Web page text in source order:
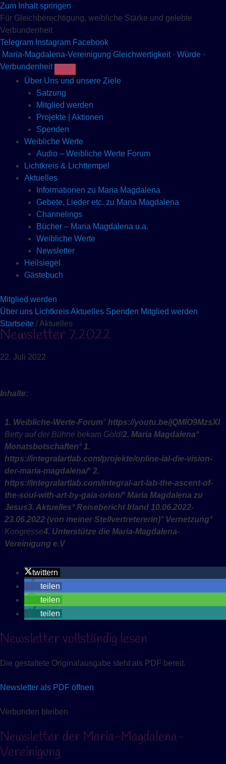
Zum Inhalt springen
Für Gleichberechtigung, weibliche Stärke und gelebte
Verbundenheit
Telegram Instagram Facebook
Maria-Magdalena-Vereinigung Gleichwertigkeit · Würde ·
Verbundenheit
Über Uns und unsere Ziele
Satzung
Mitglied werden
Projekte | Aktionen
Spenden
Weibliche Werte
Audio – Weibliche Werte Forum
Lichtkreis & Lichttempel
Aktuelles
Informationen zu Maria Magdalena
Gebete, Lieder etc. zu Maria Magdalena
Channelings
Bücher – Maria Magdalena u.a.
Weibliche Werte
Newsletter
Heilsiegel
Gästebuch
Mitglied werden
Über uns LichtkreisAktuelles Spenden Mitglied werden
Startseite / Aktuelles
Newsletter 7.2022
22. Juli 2022
Inhalte:
1. Weibliche-Werte-Forum° https://youtu.be/jQMIO9MzsXI
Betty auf der Bühne bekam Gold!2. Maria Magdalena°
Monatsbotschaften° 1.
https://integralartlab.com/projekte/online-ial-die-vision-
der-maria-magdalena/° 2.
https://integralartlab.com/integral-art-lab-the-ascent-of-
the-soul-with-art-by-gaia-orion/°Maria Magdalena zu
Jesus3. Aktuelles° Reisebericht Irland 10.06.2022-
23.06.2022 (von meiner Stellvertretererin)° Vernetzung°
Kongresse4. Unterstütze die Maria-Magdalena-
Vereinigung e.V
twittern
teilen
teilen
teilen
Newsletter vollständig lesen
Die gestaltete Originalausgabe steht als PDF bereit.
Newsletter als PDF öffnen
Verbunden bleiben
Newsletter der Maria-Magdalena-
Vereinigung